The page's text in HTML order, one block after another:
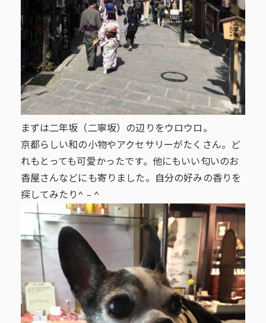
まずは二年坂（二寧坂）の辺りをウロウロ。
京都らしい和の小物やアクセサリーがたくさん。ど
れもとっても可愛かったです。他にもいい匂いのお
香屋さんなどにも寄りました。自分の好みの香りを
探してみたり^ – ^